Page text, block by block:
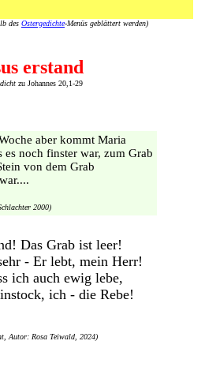
des Ostergedichte-Menüs geblättert werden)
erstand
zu Johannes 20,1-29
aber kommt Maria
es noch finster war, zum Grab
von dem Grab
2000)
Das Grab ist leer!
- Er lebt, mein Herr!
ich auch ewig lebe,
ich - die Rebe!
Autor: Rosa Teiwald, 2024)